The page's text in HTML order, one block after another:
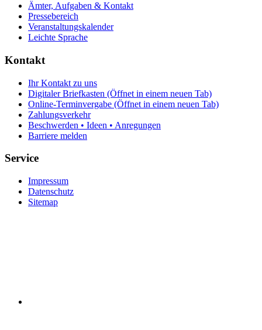
Ämter, Aufgaben & Kontakt
Pressebereich
Veranstaltungskalender
Leichte Sprache
Kontakt
Ihr Kontakt zu uns
Digitaler Briefkasten (Öffnet in einem neuen Tab)
Online-Terminvergabe (Öffnet in einem neuen Tab)
Zahlungsverkehr
Beschwerden • Ideen • Anregungen
Barriere melden
Service
Impressum
Datenschutz
Sitemap